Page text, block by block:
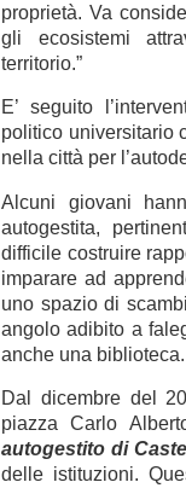
proprietà. Va
gli ecosistemi
territorio.”
E’ seguito
politico universitario
nella città per
Alcuni giovani
autogestita,
difficile costruire
imparare ad
uno spazio di
angolo adibito a
anche una biblioteca.
Dal dicembre del
piazza Carlo
autogestito di
delle istituzioni.